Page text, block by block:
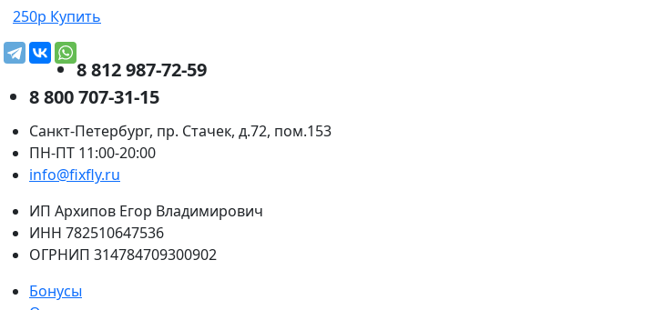
250р Купить
8 812 987-72-59
8 800 707-31-15
Санкт-Петербург, пр. Стачек, д.72, пом.153
ПН-ПТ 11:00-20:00
info@fixfly.ru
ИП Архипов Егор Владимирович
ИНН 782510647536
ОГРНИП 314784709300902
Бонусы